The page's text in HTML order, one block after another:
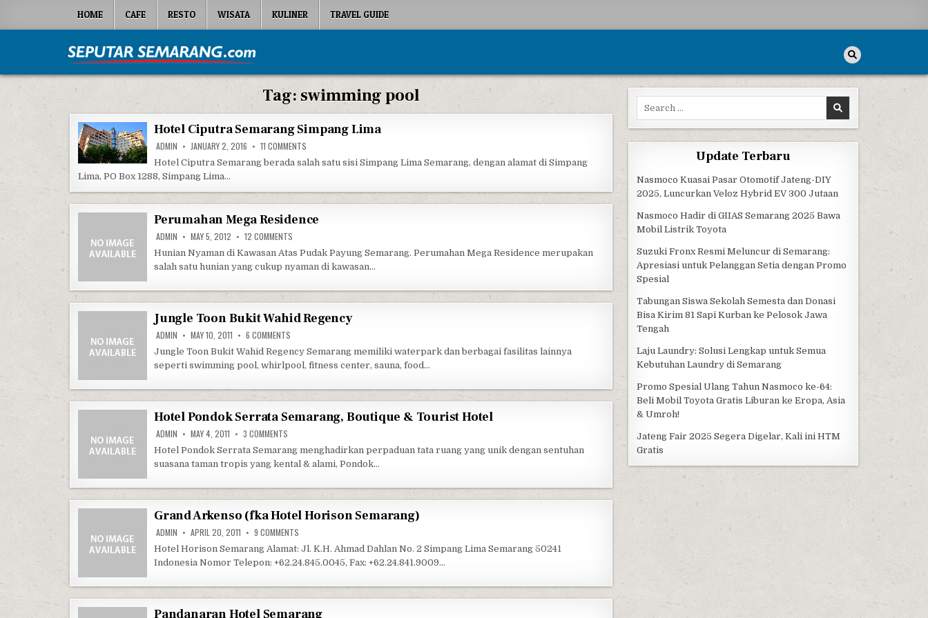
HOME CAFE RESTO WISATA KULINER TRAVEL GUIDE
Seputar Semarang
Tag: swimming pool
Hotel Ciputra Semarang Simpang Lima
ADMIN JANUARY 2, 2016 11 COMMENTS
Hotel Ciputra Semarang berada salah satu sisi Simpang Lima Semarang, dengan alamat di Simpang
Lima, PO Box 1288, Simpang Lima…
Perumahan Mega Residence
ADMIN MAY 5, 2012 12 COMMENTS
Hunian Nyaman di Kawasan Atas Pudak Payung Semarang. Perumahan Mega Residence merupakan
salah satu hunian yang cukup nyaman di kawasan…
Jungle Toon Bukit Wahid Regency
ADMIN MAY 10, 2011 6 COMMENTS
Jungle Toon Bukit Wahid Regency Semarang memiliki waterpark dan berbagai fasilitas lainnya
seperti swimming pool, whirlpool, fitness center, sauna, food…
Hotel Pondok Serrata Semarang, Boutique & Tourist Hotel
ADMIN MAY 4, 2011 3 COMMENTS
Hotel Pondok Serrata Semarang menghadirkan perpaduan tata ruang yang unik dengan sentuhan
suasana taman tropis yang kental & alami, Pondok…
Grand Arkenso (fka Hotel Horison Semarang)
ADMIN APRIL 20, 2011 9 COMMENTS
Hotel Horison Semarang Alamat: Jl. K.H. Ahmad Dahlan No. 2 Simpang Lima Semarang 50241
Indonesia Nomor Telepon: +62.24.845.0045, Fax: +62.24.841.9009…
Pandanaran Hotel Semarang
Search for:
Update Terbaru
Nasmoco Kuasai Pasar Otomotif Jateng-DIY
2025, Luncurkan Veloz Hybrid EV 300 Jutaan
Nasmoco Hadir di GIIAS Semarang 2025 Bawa
Mobil Listrik Toyota
Suzuki Fronx Resmi Meluncur di Semarang:
Apresiasi untuk Pelanggan Setia dengan Promo
Spesial
Tabungan Siswa Sekolah Semesta dan Donasi
Bisa Kirim 81 Sapi Kurban ke Pelosok Jawa
Tengah
Laju Laundry: Solusi Lengkap untuk Semua
Kebutuhan Laundry di Semarang
Promo Spesial Ulang Tahun Nasmoco ke-64:
Beli Mobil Toyota Gratis Liburan ke Eropa, Asia
& Umroh!
Jateng Fair 2025 Segera Digelar, Kali ini HTM
Gratis